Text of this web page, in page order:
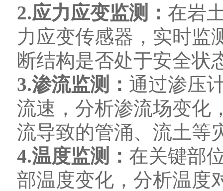
2.应力应变监测： 在岩
力应变传感器，实时监
断结构是否处于安全状
3.渗流监测： 通过渗压
流速，分析渗流场变化
流导致的管涌、流土等
4.温度监测： 在关键部
部温度变化，分析温度